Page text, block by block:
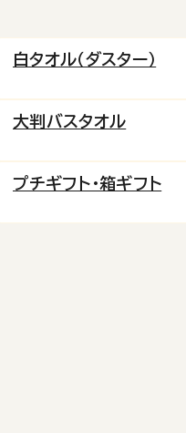
白タオル（ダスター）
大判バスタオル
プチギフト・箱ギフト